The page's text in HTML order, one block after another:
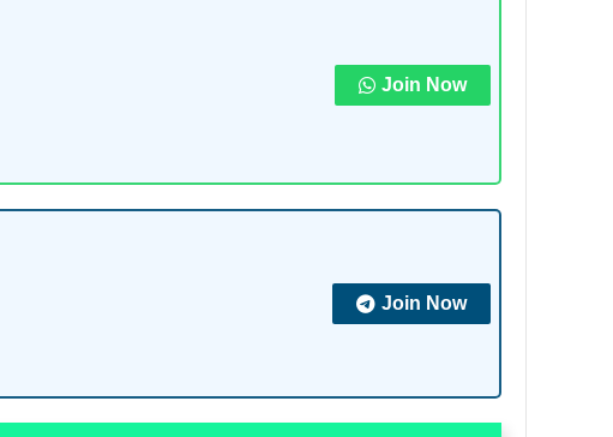
Join Now
Join Now